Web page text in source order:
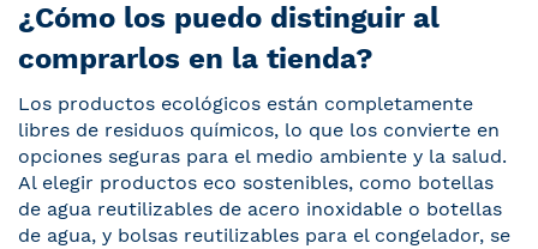
¿Cómo los puedo distinguir al
comprarlos en la tienda?
Los productos ecológicos están completamente
libres de residuos químicos, lo que los convierte en
opciones seguras para el medio ambiente y la salud.
Al elegir productos eco sostenibles, como botellas
de agua reutilizables de acero inoxidable o botellas
de agua, y bolsas reutilizables para el congelador, se